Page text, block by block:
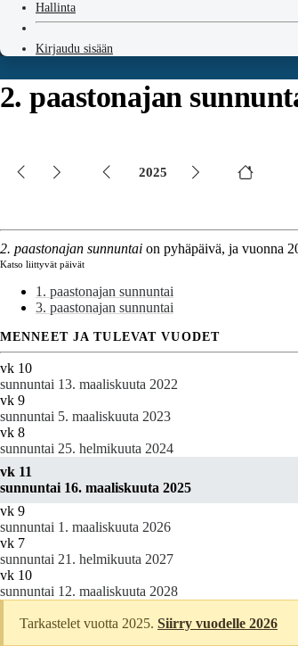
Hallinta
Kirjaudu sisään
2. paastonajan
2025
2. paastonajan sunnuntai on pyhäpäivä, ja vuonna
Katso liittyvät päivät
1. paastonajan sunnuntai
3. paastonajan sunnuntai
MENNEET JA TULEVAT VUODET
vk 10
sunnuntai 13. maaliskuuta 2022
vk 9
sunnuntai 5. maaliskuuta 2023
vk 8
sunnuntai 25. helmikuuta 2024
vk 11
sunnuntai 16. maaliskuuta 2025
vk 9
sunnuntai 1. maaliskuuta 2026
vk 7
sunnuntai 21. helmikuuta 2027
vk 10
sunnuntai 12. maaliskuuta 2028
Tarkastelet vuotta 2025.Siirry vuodelle 2026